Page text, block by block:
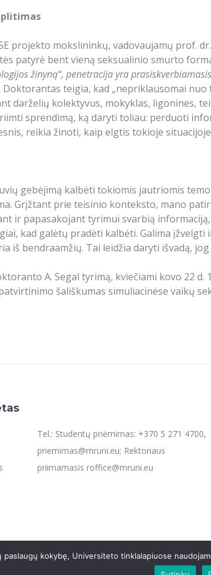
projekto mokslininkų, vadovaujamų prof.
patyrė bent vieną seksualinio smurto
žinyną“, penetracija yra
teigia, kad „nepriklausomai
darželių kolektyvus, mokyklas, ligonines,
sprendimą, ką daryti toliau: perduoti
reikia žinoti, kaip elgtis tokioje
gebėjimą kalbėti tokiomis jautriomis
Grįžtant prie teisinio konteksto, mano
ir papasakojant tyrimui svarbią
kad galėtų pradėti kalbėti. Galima
iš bendraamžių. Tai leidžia daryti išvadą,
A. Segal tyrimą, kviečiami kovo 22
šališkumas simuliacinėse vaikų
Tel.: Studentų priėmimas: +370 5 271 4700,
priemimas@mruni.eu; Rektoriaus
priimamasis roffice@mruni.eu
paslaugų kokybę, Universiteto tinklalapiuose